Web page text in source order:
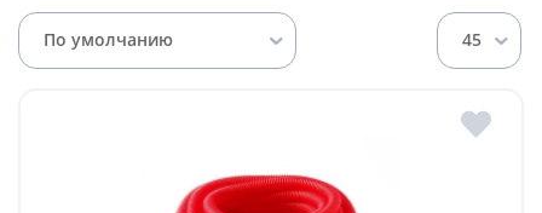
По умолчанию 45